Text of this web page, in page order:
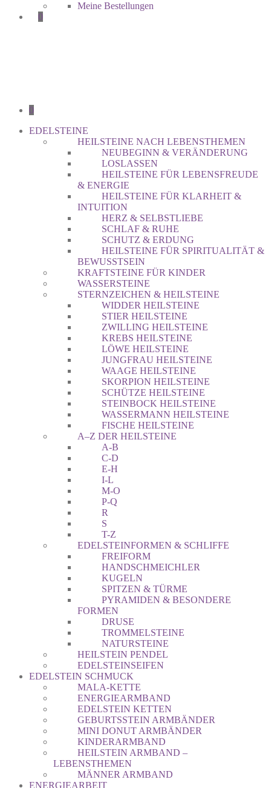
Meine Bestellungen
0
0
EDELSTEINE
HEILSTEINE NACH LEBENSTHEMEN
NEUBEGINN & VERÄNDERUNG
LOSLASSEN
HEILSTEINE FÜR LEBENSFREUDE
& ENERGIE
HEILSTEINE FÜR KLARHEIT &
INTUITION
HERZ & SELBSTLIEBE
SCHLAF & RUHE
SCHUTZ & ERDUNG
HEILSTEINE FÜR SPIRITUALITÄT &
BEWUSSTSEIN
KRAFTSTEINE FÜR KINDER
WASSERSTEINE
STERNZEICHEN & HEILSTEINE
WIDDER HEILSTEINE
STIER HEILSTEINE
ZWILLING HEILSTEINE
KREBS HEILSTEINE
LÖWE HEILSTEINE
JUNGFRAU HEILSTEINE
WAAGE HEILSTEINE
SKORPION HEILSTEINE
SCHÜTZE HEILSTEINE
STEINBOCK HEILSTEINE
WASSERMANN HEILSTEINE
FISCHE HEILSTEINE
A–Z DER HEILSTEINE
A-B
C-D
E-H
I-L
M-O
P-Q
R
S
T-Z
EDELSTEINFORMEN & SCHLIFFE
FREIFORM
HANDSCHMEICHLER
KUGELN
SPITZEN & TÜRME
PYRAMIDEN & BESONDERE
FORMEN
DRUSE
TROMMELSTEINE
NATURSTEINE
HEILSTEIN PENDEL
EDELSTEINSEIFEN
EDELSTEIN SCHMUCK
MALA-KETTE
ENERGIEARMBAND
EDELSTEIN KETTEN
GEBURTSSTEIN ARMBÄNDER
MINI DONUT ARMBÄNDER
KINDERARMBAND
HEILSTEIN ARMBAND –
LEBENSTHEMEN
MÄNNER ARMBAND
ENERGIEARBEIT